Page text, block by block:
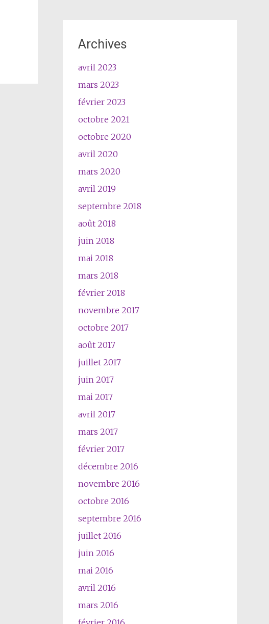
Archives
avril 2023
mars 2023
février 2023
octobre 2021
octobre 2020
avril 2020
mars 2020
avril 2019
septembre 2018
août 2018
juin 2018
mai 2018
mars 2018
février 2018
novembre 2017
octobre 2017
août 2017
juillet 2017
juin 2017
mai 2017
avril 2017
mars 2017
février 2017
décembre 2016
novembre 2016
octobre 2016
septembre 2016
juillet 2016
juin 2016
mai 2016
avril 2016
mars 2016